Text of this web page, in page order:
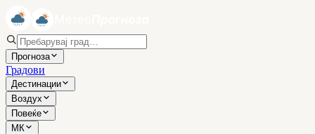
Прогноза
Градови
Дестинации
Воздух
Повеќе
МК